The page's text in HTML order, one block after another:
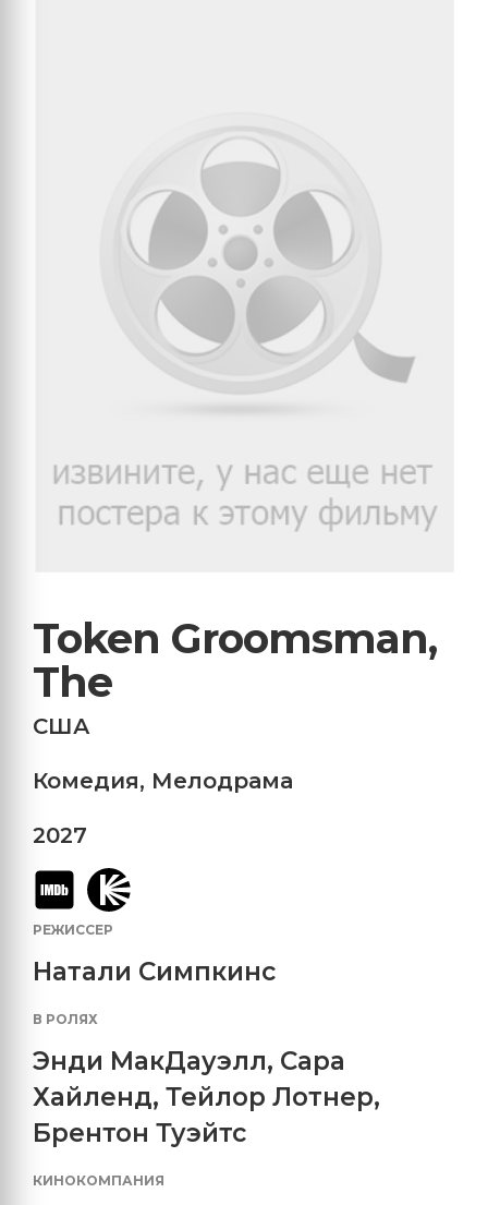
Token Groomsman,
The
США
Комедия, Мелодрама
2027
РЕЖИССЕР
Натали Симпкинс
В РОЛЯХ
Энди МакДауэлл, Сара
Хайленд, Тейлор Лотнер,
Брентон Туэйтс
КИНОКОМПАНИЯ